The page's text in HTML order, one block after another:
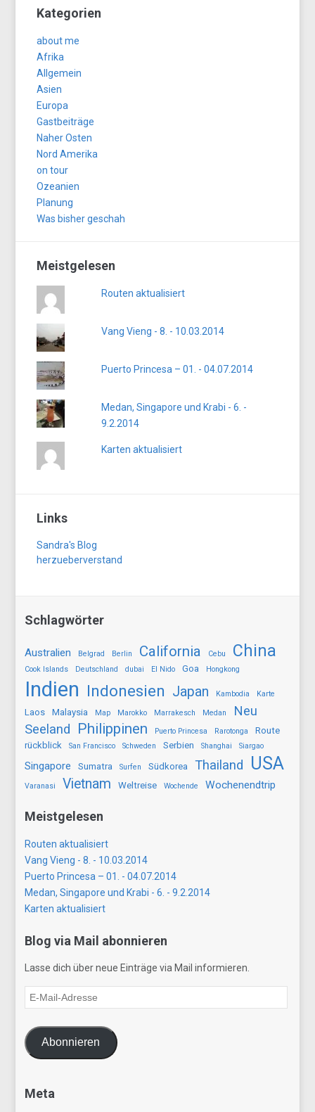
Kategorien
about me
Afrika
Allgemein
Asien
Europa
Gastbeiträge
Naher Osten
Nord Amerika
on tour
Ozeanien
Planung
Was bisher geschah
Meistgelesen
Routen aktualisiert
Vang Vieng - 8. - 10.03.2014
Puerto Princesa – 01. - 04.07.2014
Medan, Singapore und Krabi - 6. -
9.2.2014
Karten aktualisiert
Links
Sandra's Blog
herzueberverstand
Schlagwörter
Australien Belgrad Berlin California Cebu China
Cook Islands Deutschland dubai El Nido Goa Hongkong
Indien Indonesien Japan Kambodia Karte
Laos Malaysia Map Marokko Marrakesch Medan
Neu
Seeland
Philippinen Puerto Princesa Rarotonga
Route
rückblick
San Francisco Schweden Serbien Shanghai Siargao
Singapore Sumatra Surfen Südkorea Thailand USA
Varanasi Vietnam Weltreise Wochende Wochenendtrip
Meistgelesen
Routen aktualisiert
Vang Vieng - 8. - 10.03.2014
Puerto Princesa – 01. - 04.07.2014
Medan, Singapore und Krabi - 6. - 9.2.2014
Karten aktualisiert
Blog via Mail abonnieren
Lasse dich über neue Einträge via Mail informieren.
E-
Mail-
Abonnieren
Meta